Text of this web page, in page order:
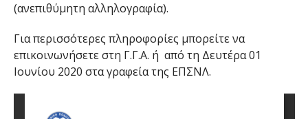
(ανεπιθύμητη αλληλογραφία).
Για περισσότερες πληροφορίες μπορείτε να
επικοινωνήσετε στη Γ.Γ.Α. ή από τη Δευτέρα 01
Ιουνίου 2020 στα γραφεία της ΕΠΣΝΛ.